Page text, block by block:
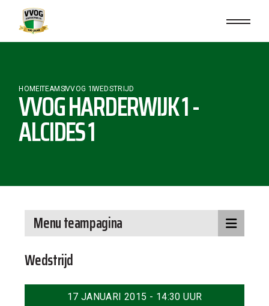
HOMETEAMSVVOG 1 WEDSTRIJD
VVOG HARDERWIJK 1 -
ALCIDES 1
Wedstrijd
17 JANUARI 2015 - 14:30 UUR
Menu teampagina